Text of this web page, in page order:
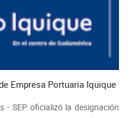
Empresa Portuaria Iquique
- SEP oficializó la designación